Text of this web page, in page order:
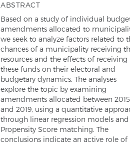
ABSTRACT
Based on a study of individual
amendments allocated to
we seek to analyze factors related to
chances of a municipality receiving
resources and the effects of receiving
these funds on their electoral and
budgetary dynamics. The analyses
explore the topic by examining
amendments allocated between 2015
and 2019, using a quantitative
through linear regression models and
Propensity Score matching. The
conclusions indicate an active role of